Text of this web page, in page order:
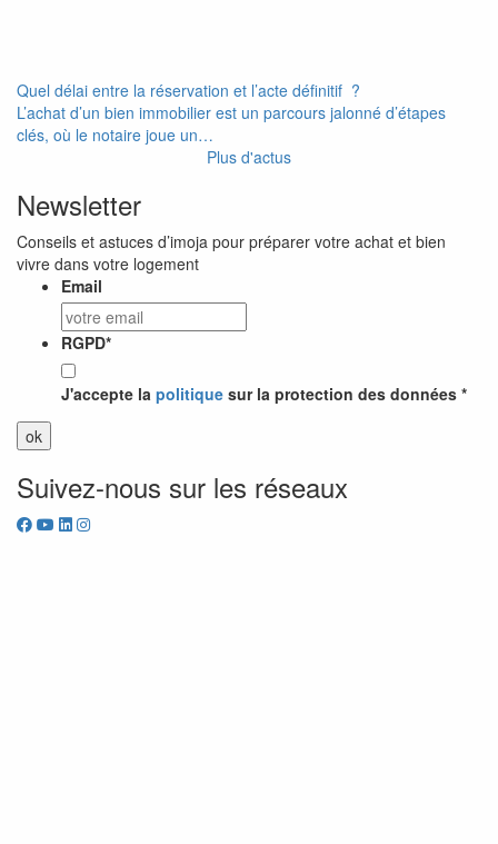
Quel délai entre la réservation et l’acte définitif ?
L’achat d’un bien immobilier est un parcours jalonné d’étapes
clés, où le notaire joue un…
Plus d'actus
Newsletter
Conseils et astuces d’imoja pour préparer votre achat et bien
vivre dans votre logement
Email
RGPD*
J'accepte la politique sur la protection des données *
Suivez-nous sur les réseaux